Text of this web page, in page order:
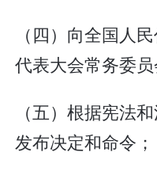
（四）向全国人
代表大会常务委员
（五）根据宪法
发布决定和命令；